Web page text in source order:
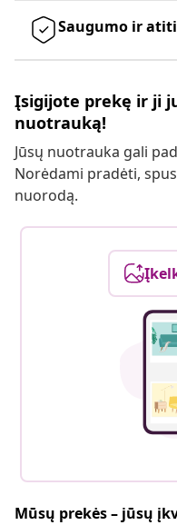
Saugumo ir
Įsigijote prekę ir ji
nuotrauką!
Jūsų nuotrauka gali
Norėdami pradėti,
nuorodą.
Mūsų prekės – jūsų